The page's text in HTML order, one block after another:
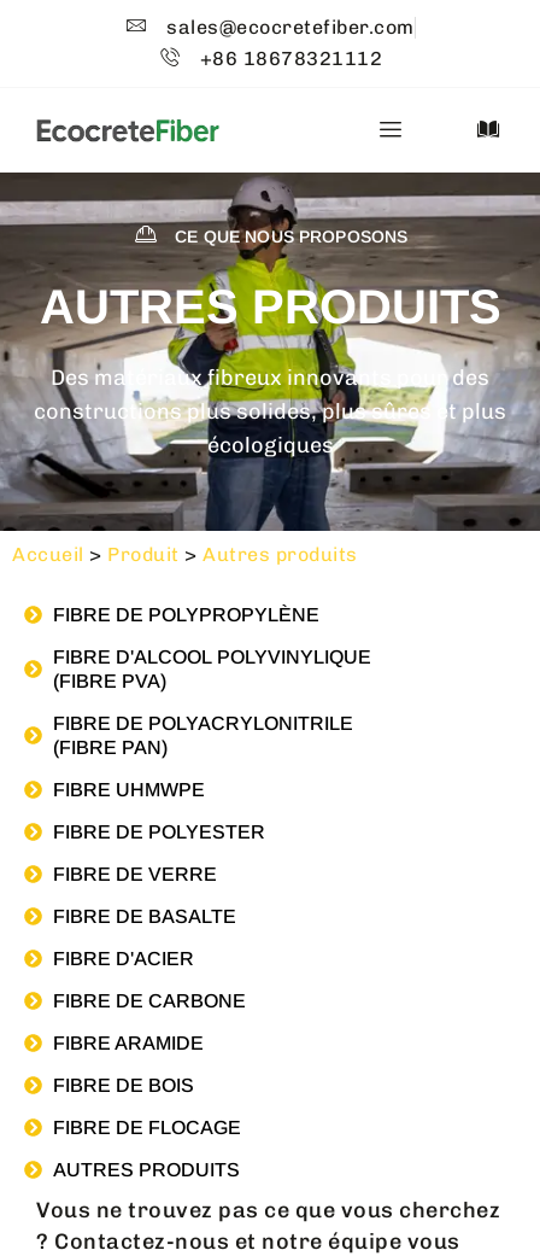
sales@ecocretefiber.com
+86 18678321112
CE QUE NOUS PROPOSONS
AUTRES PRODUITS
Des matériaux fibreux innovants pour des
constructions plus solides, plus sûres et plus
écologiques
Accueil > Produit > Autres produits
FIBRE DE POLYPROPYLÈNE
FIBRE D'ALCOOL POLYVINYLIQUE
(FIBRE PVA)
FIBRE DE POLYACRYLONITRILE
(FIBRE PAN)
FIBRE UHMWPE
FIBRE DE POLYESTER
FIBRE DE VERRE
FIBRE DE BASALTE
FIBRE D'ACIER
FIBRE DE CARBONE
FIBRE ARAMIDE
FIBRE DE BOIS
FIBRE DE FLOCAGE
AUTRES PRODUITS
Vous ne trouvez pas ce que vous cherchez
? Contactez-nous et notre équipe vous